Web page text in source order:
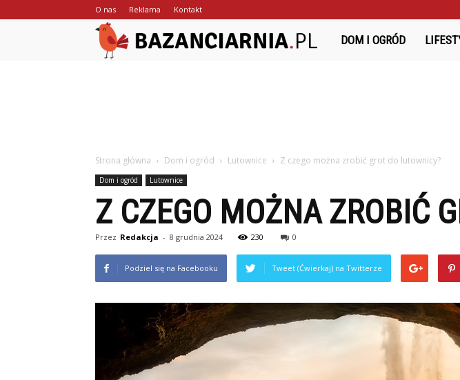
O nas Reklama Kontakt
Bazanciarnia.pl
DOM I OGRÓD
Strona główna Dom i ogród Lutownice Z czego można zrobić grot do lutownicy?
Dom i ogród Lutownice
Z CZEGO MOŻNA ZROBIĆ
Przez Redakcja - 8 grudnia 2024 230 0
Podziel się na Facebooku Tweet (Ćwierkaj) na Twitterze